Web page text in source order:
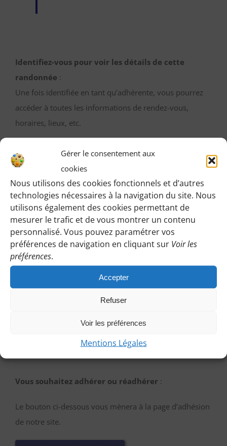
Gérer le consentement aux
cookies
Nous utilisons des cookies fonctionnels et d’autres
technologies nécessaires à la navigation du site. Nous
utilisons également des cookies permettant de
mesurer le trafic et de vous montrer un contenu
personnalisé. Vous pouvez paramétrer vos
préférences de navigation en cliquant sur Voir les
préférences.
Accepter
Refuser
Voir les préférences
Mentions Légales
Identifiez-vous pour voir les détails de cette
randonnée :
Une fois identifiée en tant qu’adhérente, vous pourrez
accéder à toutes les informations de rendez-vous,
horaires, lieux, etc.
M’IDENTIFIER
Vous pouvez participer gratuitement à deux
randonnées d’essai sans engagement de votre part
:
Cliquez sur le bouton ci-dessous et indiquez-nous votre
choix en laissant vos coordonnées pour que l’on puisse
vous répondre en vous précisant le lieu de rendez-vous
PARTICIPER EN TANT QU’INVITÉE
Vous souhaitez adhérer ou réadhérer :
Le bouton ci-dessous vous mènera à la page d’adhésion
de notre site.